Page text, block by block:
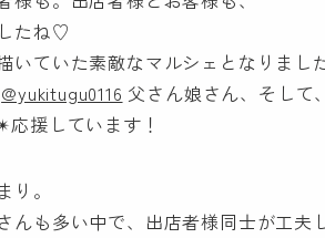
たね♡
いていた素敵なマルシェとなりまし
@yukitugu0116 父さん娘さん、そして
援しています！
。
んも多い中で、出店者様同士が工